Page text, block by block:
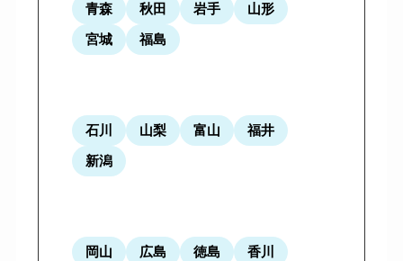
青森 秋田 岩手
山形
宮城
福島
石川 山梨 富山
福井
新潟
岡山 広島 徳島
香川